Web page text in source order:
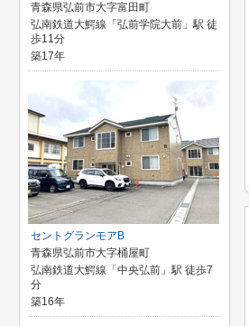
青森県弘前市大字富田町
弘南鉄道大鰐線「弘前学院大前」駅 徒
歩11分
築17年
セントグランモアB
青森県弘前市大字桶屋町
弘南鉄道大鰐線「中央弘前」駅 徒歩7
分
築16年